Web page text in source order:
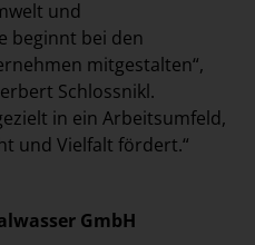
und
beginnt bei den
mitgestalten“,
Schlossnikl.
in ein Arbeitsumfeld,
und Vielfalt fördert.“
GmbH